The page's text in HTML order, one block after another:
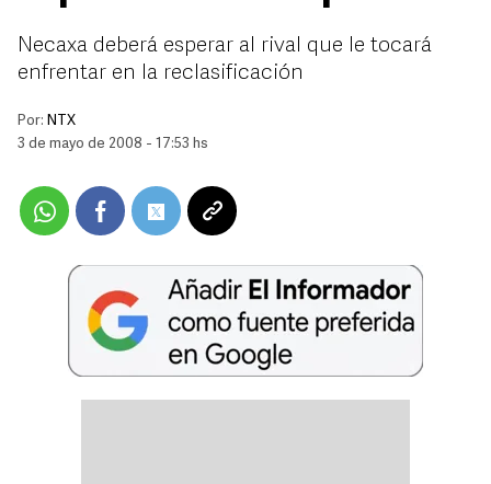
Necaxa deberá esperar al rival que le tocará
enfrentar en la reclasificación
Por: NTX
3 de mayo de 2008 - 17:53 hs